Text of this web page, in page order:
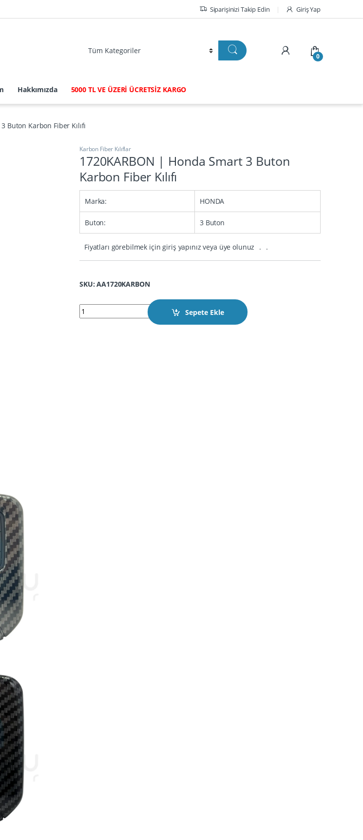
Siparişinizi Takip Edin Giriş Yap
0
Hakkımızda 5000 TL VE ÜZERİ ÜCRETSİZ KARGO
Buton Karbon Fiber Kılıfı
Karbon Fiber Kılıflar
1720KARBON | Honda Smart 3 Buton
Karbon Fiber Kılıfı
Marka: HONDA
Buton: 3 Buton
Fiyatları görebilmek için giriş yapınız veya üye olunuz . .
SKU: AA1720KARBON
1720KARBON | Honda Smart 3 Buton Karbon Fiber Kılıfı quantity
Sepete Ekle